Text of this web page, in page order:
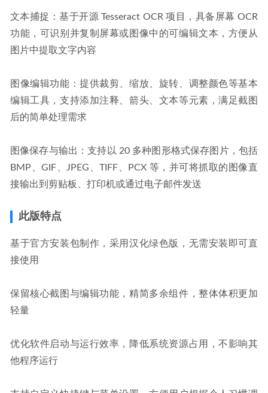
文本捕捉：基于开源 Tesseract OCR 项目，具备屏幕 OCR
功能，可识别并复制屏幕或图像中的可编辑文本，方便从
图片中提取文字内容
图像编辑功能：提供裁剪、缩放、旋转、调整颜色等基本
编辑工具，支持添加注释、箭头、文本等元素，满足截图
后的简单处理需求
图像保存与输出：支持以 20 多种图形格式保存图片，包括
BMP、GIF、JPEG、TIFF、PCX 等，并可将抓取的图像直
接输出到剪贴板、打印机或通过电子邮件发送
此版特点
基于官方安装包制作，采用汉化绿色版，无需安装即可直
接使用
保留核心截图与编辑功能，精简多余组件，整体体积更加
轻量
优化软件启动与运行效率，降低系统资源占用，不影响其
他程序运行